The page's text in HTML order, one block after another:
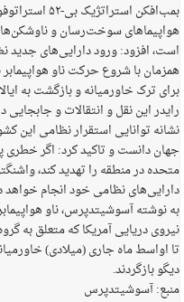
بمب‌افکن
هواپیماهای سوخت‌رسان و
است، افزود: ورود دارایی‌های جدید
همزمان با شروع حرکت ناو
برای ترک خاورمیانه و بازگشت به
رایدر این نقل و انتقالات و جابجایی
نشانه توانایی استقرار نظامی این
جهان دانست و تاکید کرد: اگر خطری
متحده در منطقه را تهدید کند،
دارایی‌های نظامی خود انجام خواهد
به نوشته آسوشیتدپرس، ناو
نیروی دریایی آمریکا که متعلق به
تا اواسط ماه جاری (میلادی)
دیگو بازگردند.
منبع:آسوشیتدپرس